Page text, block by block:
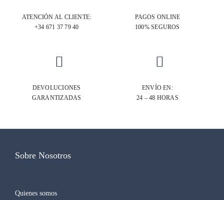
ATENCIÓN AL CLIENTE:
+34 671 37 79 40‬
PAGOS ONLINE
100% SEGUROS
DEVOLUCIONES
GARANTIZADAS
ENVÍO EN:
24 – 48 HORAS
Sobre Nosotros
Quienes somos